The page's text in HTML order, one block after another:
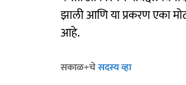
झाली आणि या प्रकरण एका
आहे.
सकाळ+चेसदस्य व्हा